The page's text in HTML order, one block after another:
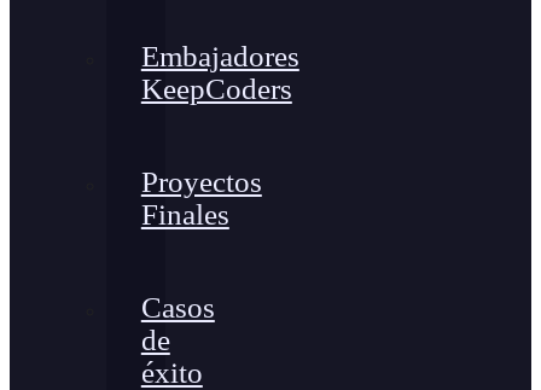
Embajadores
KeepCoders
Proyectos
Finales
Casos
de
éxito